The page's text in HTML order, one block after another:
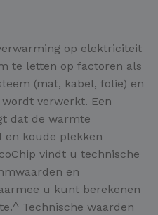
op elektriciteit
te letten op factoren als
(mat, kabel, folie) en
verwerkt. Een
dat de warmte
en koude plekken
vindt u technische
en
u kunt berekenen
Technische waarden